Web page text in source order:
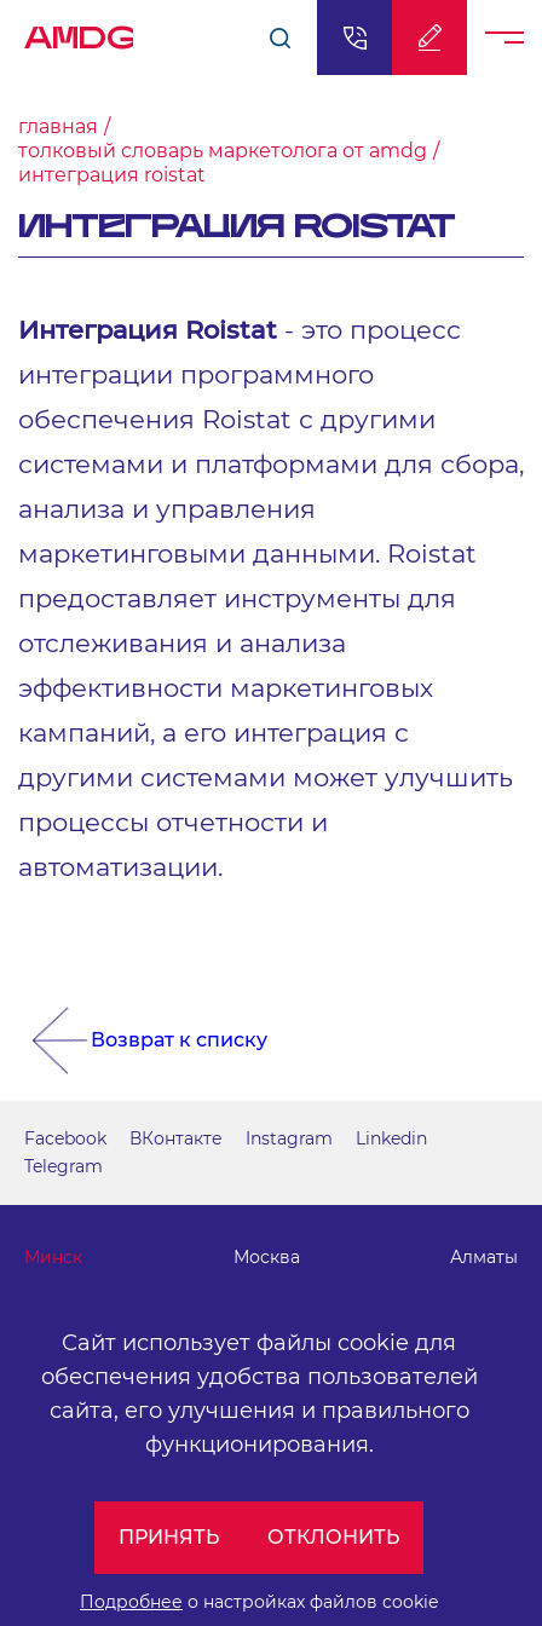
AMDG
главная
толковый словарь маркетолога от amdg
интеграция roistat
ИНТЕГРАЦИЯ ROISTAT
Интеграция Roistat - это процесс
интеграции программного
обеспечения Roistat с другими
системами и платформами для сбора,
анализа и управления
маркетинговыми данными. Roistat
предоставляет инструменты для
отслеживания и анализа
эффективности маркетинговых
кампаний, а его интеграция с
другими системами может улучшить
процессы отчетности и
автоматизации.
Возврат к списку
Сайт использует файлы cookie для
обеспечения удобства пользователей
сайта, его улучшения и правильного
функционирования.
ПРИНЯТЬ ОТКЛОНИТЬ
Подробнее о настройках файлов cookie
Минск Москва Алматы
г. Минск, м. "Парк Челюскинцев", бизнес-центр "Time"
ул. Толбухина, 2, эт. 5. ООО «Артокс Медиа», УНП
191445164
+375 (17) 388-72-73
info@artox-media.by
Публичный договор
Facebook ВКонтакте Instagram
Linkedin
Telegram